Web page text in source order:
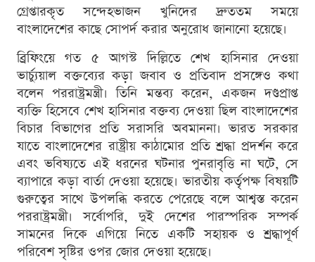
গ্রেপ্তারকৃত সন্দেহভাজন খুনিদের দ্রুততম সময়ে
বাংলাদেশের কাছে সোপর্দ করার অনুরোধ জানানো হয়েছে।
ব্রিফিংয়ে গত ৫ আগস্ট দিল্লিতে শেখ হাসিনার দেওয়া
ভার্চ্যুয়াল বক্তব্যের কড়া জবাব ও প্রতিবাদ প্রসঙ্গেও কথা
বলেন পররাষ্ট্রমন্ত্রী। তিনি মন্তব্য করেন, একজন দণ্ডপ্রাপ্ত
ব্যক্তি হিসেবে শেখ হাসিনার বক্তব্য দেওয়া ছিল বাংলাদেশের
বিচার বিভাগের প্রতি সরাসরি অবমাননা। ভারত সরকার
যাতে বাংলাদেশের রাষ্ট্রীয় কাঠামোর প্রতি শ্রদ্ধা প্রদর্শন করে
এবং ভবিষ্যতে এই ধরনের ঘটনার পুনরাবৃত্তি না ঘটে, সে
ব্যাপারে কড়া বার্তা দেওয়া হয়েছে। ভারতীয় কর্তৃপক্ষ বিষয়টি
গুরুত্বের সাথে উপলব্ধি করতে পেরেছে বলে আশ্বস্ত করেন
পররাষ্ট্রমন্ত্রী। সর্বোপরি, দুই দেশের পারস্পরিক সম্পর্ক
সামনের দিকে এগিয়ে নিতে একটি সহায়ক ও শ্রদ্ধাপূর্ণ
পরিবেশ সৃষ্টির ওপর জোর দেওয়া হয়েছে।